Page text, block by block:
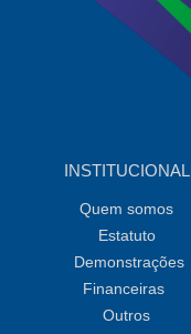
INSTITUCIONAL
Quem somos
Estatuto
Demonstrações
Financeiras
Outros